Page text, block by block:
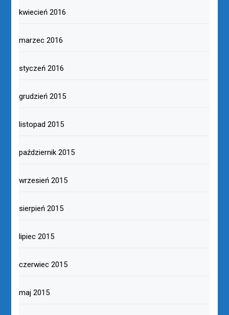
kwiecień 2016
marzec 2016
styczeń 2016
grudzień 2015
listopad 2015
październik 2015
wrzesień 2015
sierpień 2015
lipiec 2015
czerwiec 2015
maj 2015